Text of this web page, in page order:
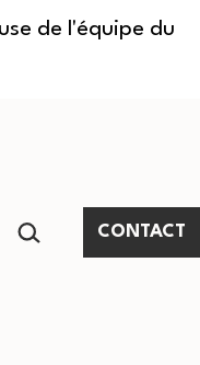
de l'équipe du
RECHERCHER…
CONTACT